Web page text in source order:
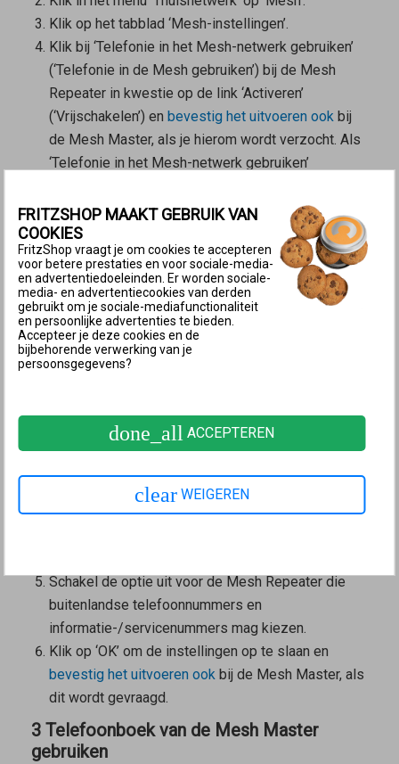
Klik op het tabblad ‘Mesh-instellingen’.
Klik bij ‘Telefonie in het Mesh-netwerk gebruiken’
(‘Telefonie in de Mesh gebruiken’) bij de Mesh
Repeaterin kwestie op de link ‘Activeren’
(‘Vrijschakelen’) en bevestig het uitvoeren ookbij
de Mesh Master, als je hierom wordt verzocht. Als
‘Telefonie in het Mesh-netwerk gebruiken’
is, is de FRITZ!Box nietingesteld als Mesh Master
2 Oproepen naar het buitenland en speciale
telefoonnummers mogelijk maken
Nadat in de Mesh de telefonie is ingesteld, zijn met
deMesh Repeateralleen oproepen naar binnenlandse
telefoonnummers en alarmnummers mogelijk. Je kunt
deze beveiligingsfunctie deactiveren:
op ‘Telefonie’.
Klik in het menu ‘Telefonie’ op ‘Eigen
Klik op het tabblad ‘Instellingen voor de aansluiting’
(‘Aansluitingsinstellingen’).
Schakel de optie uit voor deMesh Repeaterdie
buitenlandse telefoonnummers en
informatie-/servicenummers mag kiezen.
Klik op ‘OK’ om de instellingen op te slaan en
bevestig het uitvoeren ookbij de Mesh Master, als
dit wordt gevraagd.
3 Telefoonboek van de Mesh Master
gebruiken
FRITZSHOP MAAKT GEBRUIK VAN
COOKIES
FritzShop vraagt je om cookies te accepteren
voor betere prestaties en voor sociale-media-
en advertentiedoeleinden. Er worden sociale-
media- en advertentiecookies van derden
gebruikt om je sociale-mediafunctionaliteit
en persoonlijke advertenties te bieden.
Accepteer je deze cookies en de
bijbehorende verwerking van je
persoonsgegevens?
done_all ACCEPTEREN
clear WEIGEREN